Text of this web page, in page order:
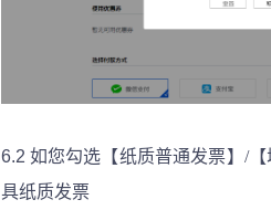
6.2 如您勾选【纸质普通发票】 /【
具纸质发票